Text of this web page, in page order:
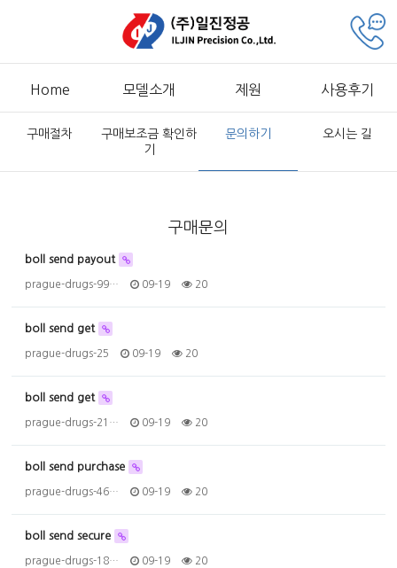
Home 모델소개 제원 사용후기
구매절차
구매보조금 확인하
기
문의하기 오시는 길
구매문의
boll send payout
prague-drugs-99… 09-19 20
boll send get
prague-drugs-25 09-19 20
boll send get
prague-drugs-21… 09-19 20
boll send purchase
prague-drugs-46… 09-19 20
boll send secure
prague-drugs-18… 09-19 20